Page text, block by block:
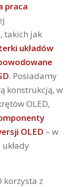
praca
takich jak
układów
. Posiadamy
konstrukcją, w
OLED,
OLED – w
korzysta z